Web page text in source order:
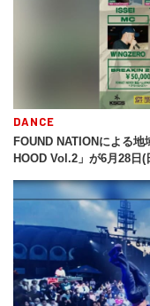
DANCE
FOUND NATIONによる
HOOD Vol.2」が6月28日(